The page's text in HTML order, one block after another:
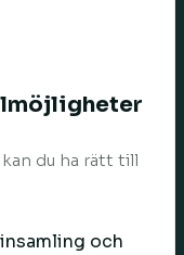
du ha rätt till
och